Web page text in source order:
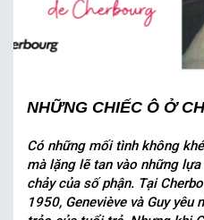
NHỮNG CHIẾC Ô Ở
Có những mối tình không
mà lặng lẽ tan vào những
chảy của số phận. Tại
1950, Geneviève và Guy